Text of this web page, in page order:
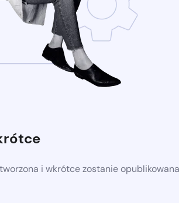
i wkrótce zostanie opublikowana